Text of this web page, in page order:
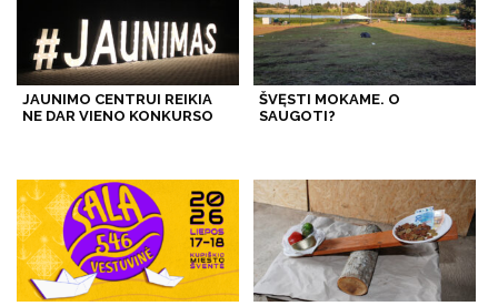
JAUNIMO CENTRUI REIKIA
NE DAR VIENO KONKURSO
ŠVĘSTI MOKAME. O
SAUGOTI?